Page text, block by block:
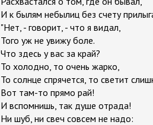
И к былям небылиц без счету
"Нет, - говорит, - что я видал,
Того уж не увижу боле.
Что здесь у вас за край?
То холодно, то очень жарко,
То солнце спрячется, то светит
Вот там-то прямо рай!
И вспомнишь, так душе отрада!
Ни шуб, ни свеч совсем не надо: